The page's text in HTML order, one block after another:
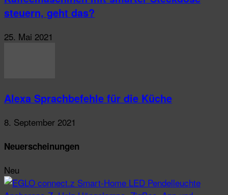
steuern, geht das?
25. Mai 2021
Alexa Sprachbefehle für die Küche
8. September 2021
Neuerscheinungen
Neu